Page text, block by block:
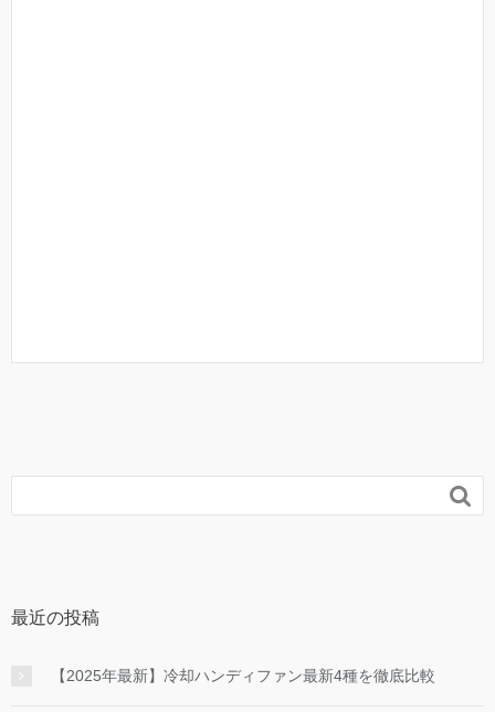

最近の投稿
【2025年最新】冷却ハンディファン最新4種を徹底比較